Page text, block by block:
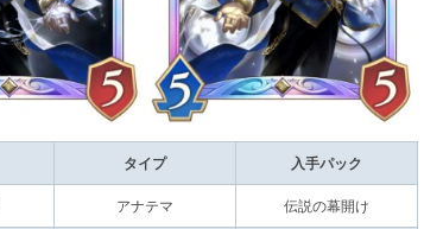
タイプ 入手パック
アナテマ 伝説の幕開け